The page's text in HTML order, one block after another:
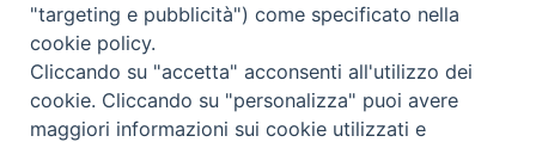
Abd-al-Sabur-Turrini-Traccia
Claudia-Milani-Schema
Aldo-Luperini-Slide
"targeting e pubblicità") come specificato nella
cookie policy.
Cliccando su "accetta" acconsenti all'utilizzo dei
cookie. Cliccando su "personalizza" puoi avere
maggiori informazioni sui cookie utilizzati e